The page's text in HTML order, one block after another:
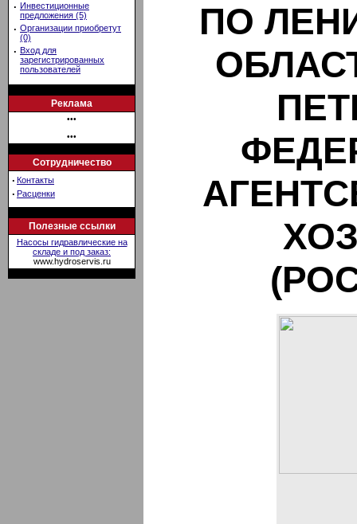
· Инвестиционные
предложения (5)
· Организации приобретут
(0)
· Вход для
зарегистрированных
пользователей
Реклама
•••
•••
Сотрудничество
· Контакты
· Расценки
Полезные ссылки
Насосы гидравлические на
складе и под заказ:
www.hydroservis.ru
ПО